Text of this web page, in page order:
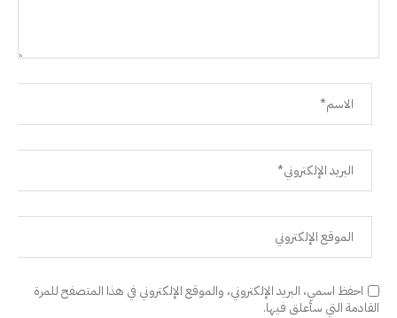
احفظ اسمي، البريد الإلكتروني، والموقع الإلكتروني في هذا المتصفح للمرة
القادمة التي سأعلق فيها.